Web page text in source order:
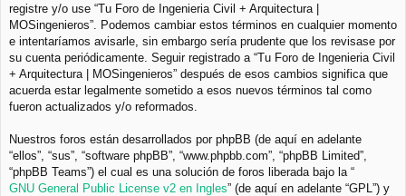
registre y/o use “Tu Foro de Ingenieria Civil + Arquitectura |
MOSingenieros”. Podemos cambiar estos términos en cualquier momento
e intentaríamos avisarle, sin embargo sería prudente que los revisase por
su cuenta periódicamente. Seguir registrado a “Tu Foro de Ingenieria Civil
+ Arquitectura | MOSingenieros” después de esos cambios significa que
acuerda estar legalmente sometido a esos nuevos términos tal como
fueron actualizados y/o reformados.
Nuestros foros están desarrollados por phpBB (de aquí en adelante
“ellos”, “sus”, “software phpBB”, “www.phpbb.com”, “phpBB Limited”,
“phpBB Teams”) el cual es una solución de foros liberada bajo la “
GNU General Public License v2 en Ingles” (de aquí en adelante “GPL”) y